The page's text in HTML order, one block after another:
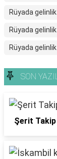
Rüyada
Rüyada
Rüyada
SON
Şerit